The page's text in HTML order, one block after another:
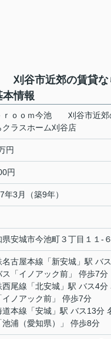
刈谷市近郊の賃貸な
本情報
ｒｏｏｍ今池 刈谷市近郊
クラスホーム刈谷店
円
円
年3月（築9年）
県安城市今池町３丁目１１-
名古屋本線 「新安城 」駅 バ
ス「イノアック前」 停歩7分
西尾線 「北安城 」駅 バス4
イノアック前」 停歩7分
道本線 「安城 」駅 バス13分
池浦（愛知県）」 停歩8分